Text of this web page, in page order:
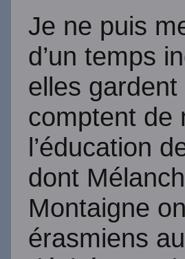
Je ne puis
d’un temps
elles
comptent de
l’éducation
dont
Montaigne
érasmiens